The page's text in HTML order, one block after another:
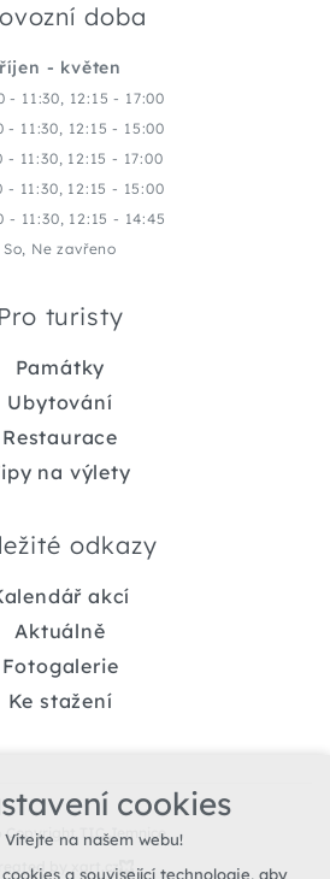
doba
říjen - květen
- 11:30, 12:15 - 17:00
- 11:30, 12:15 - 15:00
- 11:30, 12:15 - 17:00
- 11:30, 12:15 - 15:00
- 11:30, 12:15 - 14:45
So, Ne zavřeno
Pro turisty
Památky
Ubytování
Restaurace
na výlety
odkazy
akcí
Aktuálně
Fotogalerie
Ke stažení
Copyright TIC Jemnice
by xart.cz
cookies
Vítejte na našem webu!
a související technologie, aby